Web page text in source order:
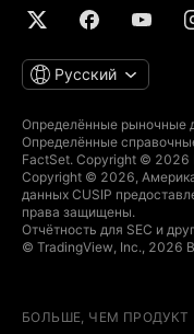
Русский
Определённые рыночные
Определённые
FactSet. Copyright © 2026
Copyright © 2026,
данных CUSIP
права защищены.
Отчётность для SEC и
© TradingView, Inc., 2026
БОЛЬШЕ, ЧЕМ ПРОДУКТ